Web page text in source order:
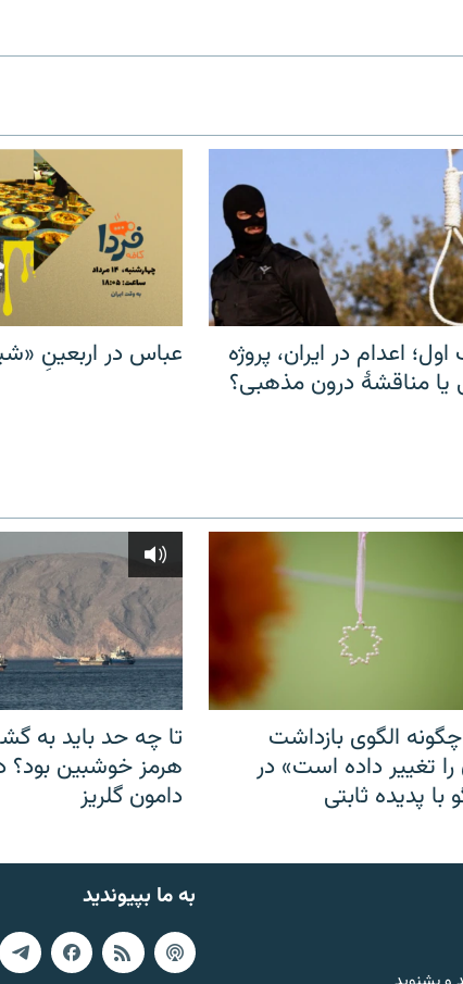
اول؛ اعدام در ایران، پروژه
مناقشهٔ درون مذهبی؟
عباس در اربعینِ
الگوی بازداشت
را تغییر داده است» در
پدیده ثابتی
تا چه حد باید به
هرمز خوشبین بود؟
دامون گلریز
به ما بپیوندید